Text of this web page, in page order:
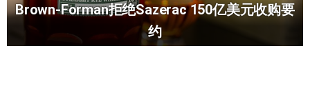
Brown-Forman拒绝Sazerac 150亿美元收购要
约